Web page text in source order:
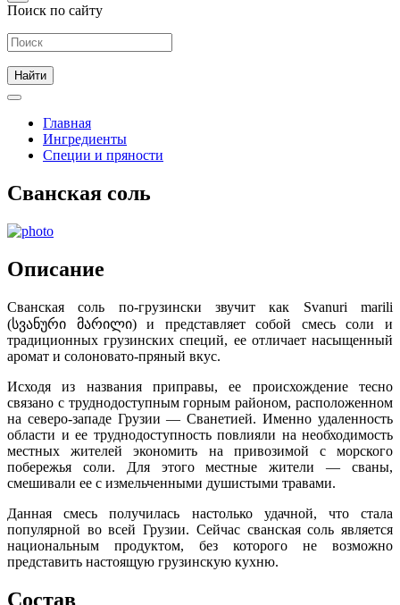
Поиск по сайту
Главная
Ингредиенты
Специи и пряности
Сванская соль
Описание
Сванская соль по-грузински звучит как Svanuri marili
(სვანური მარილი) и представляет собой смесь соли и
традиционных грузинских специй, ее отличает насыщенный
аромат и солоновато-пряный вкус.
Исходя из названия приправы, ее происхождение тесно
связано с труднодоступным горным районом, расположенном
на северо-западе Грузии — Сванетией. Именно удаленность
области и ее труднодоступность повлияли на необходимость
местных жителей экономить на привозимой с морского
побережья соли. Для этого местные жители — сваны,
смешивали ее с измельченными душистыми травами.
Данная смесь получилась настолько удачной, что стала
популярной во всей Грузии. Сейчас сванская соль является
национальным продуктом, без которого не возможно
представить настоящую грузинскую кухню.
Состав